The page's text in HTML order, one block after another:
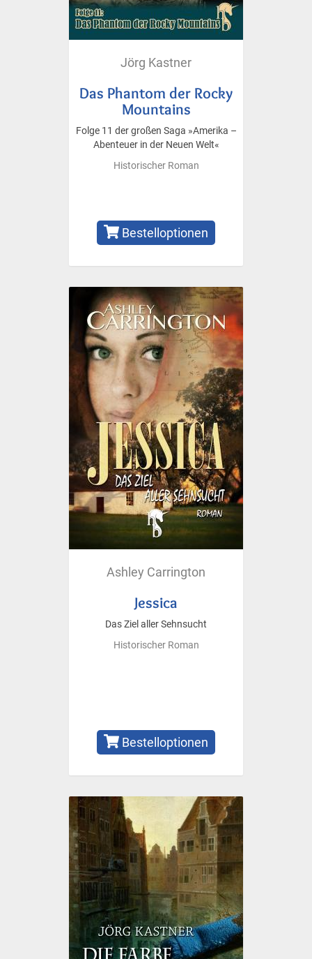
Jörg Kastner
Das Phantom der Rocky
Mountains
Folge 11 der großen Saga »Amerika –
Abenteuer in der Neuen Welt«
Historischer Roman
Bestelloptionen
Ashley Carrington
Jessica
Das Ziel aller Sehnsucht
Historischer Roman
Bestelloptionen